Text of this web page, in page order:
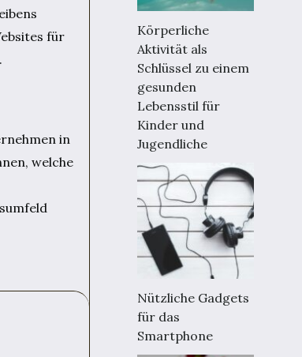
für
in
welche
Körperliche
Aktivität als
Schlüssel zu einem
gesunden
Lebensstil für
Kinder und
Jugendliche
Nützliche Gadgets
für das
Smartphone